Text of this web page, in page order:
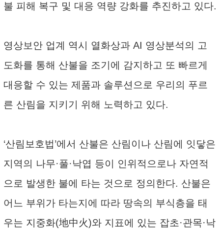
불 피해 복구 및 대응 역량 강화를 추진하고 있다.
영상보안 업계 역시 열화상과 AI 영상분석의 고
도화를 통해 산불을 조기에 감지하고 또 빠르게
대응할 수 있는 제품과 솔루션으로 우리의 푸르
른 산림을 지키기 위해 노력하고 있다.
‘산림보호법’에서 산불은 산림이나 산림에 잇닿은
지역의 나무·풀·낙엽 등이 인위적으로나 자연적
으로 발생한 불에 타는 것으로 정의한다. 산불은
어느 부위가 타는지에 따라 땅속의 부식층을 태
우는 지중화(地中火)와 지표에 있는 잡초·관목·낙